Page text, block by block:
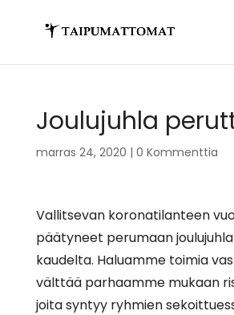
Joulujuhla
marras 24, 2020 | 0 Kommenttia
Vallitsevan koronatilanteen
päätyneet perumaan
kaudelta. Haluamme toimia
välttää parhaamme mukaan
joita syntyy ryhmien